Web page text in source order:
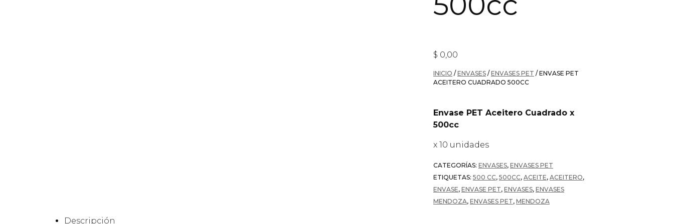
$ 0,00
INICIO / ENVASES / ENVASES PET / ENVASE PET
ACEITERO CUADRADO 500CC
Envase PET Aceitero Cuadrado x
500cc
x 10 unidades
CATEGORÍAS: ENVASES, ENVASES PET
ETIQUETAS: 500 CC, 500CC, ACEITE, ACEITERO,
ENVASE, ENVASE PET, ENVASES, ENVASES
MENDOZA, ENVASES PET, MENDOZA
Descripción